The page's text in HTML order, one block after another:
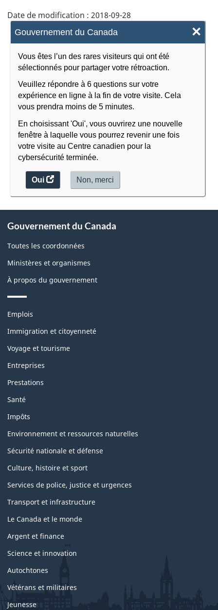
Gouvernement du Canada ×
Vous êtes l’un des rares visiteurs qui ont été
sélectionnés pour partager votre rétroaction.
Veuillez répondre à 6 questions sur votre
expérience en ligne à la fin de votre visite. Cela
vous prendra moins de 5 minutes.
En choisissant 'Oui', vous ouvrirez une nouvelle
fenêtre à laquelle vous pourrez revenir une fois
votre visite au Centre canadien pour la
cybersécurité terminée.
Oui
accéder
au
Non, je
ne
participer
web,
merci
Date de modification : 2018-09-28
propos
de
ce
Gouvernement du Canada
Toutes les coordonnées
Ministères et organismes
À propos du gouvernement
Thèmes
sujets
Emplois
Immigration et citoyenneté
Voyage et tourisme
Entreprises
Prestations
Santé
Impôts
Environnement et ressources naturelles
Sécurité nationale et défense
Culture, histoire et sport
Services de police, justice et urgences
Transport et infrastructure
Le Canada et le monde
Argent et finance
Science et innovation
Autochtones
Vétérans et militaires
Jeunesse